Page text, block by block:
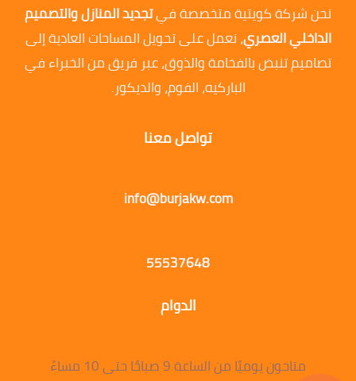
نحن شركة كويتية متخصصة فيتجديد المنازل والتصميم
الداخلي العصري، نعمل على تحويل المساحات العادية إلى
تصاميم تنبض بالفخامة والذوق، عبر فريق من الخبراء في
الباركيه، الفوم، والديكور.
تواصل معنا
info@burjakw.com
55537648
الدوام
متاحون يوميًا من الساعة 9 صباحًا حتى 10 مساءً